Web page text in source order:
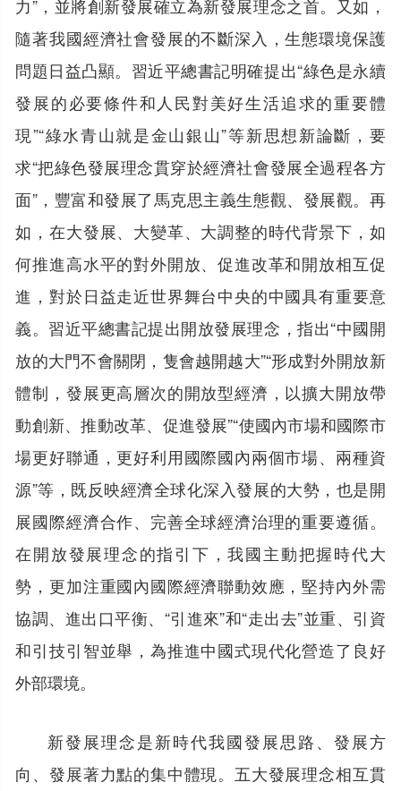
力”，並將創新發展確立為新發展理念之首。又如，
隨著我國經濟社會發展的不斷深入，生態環境保護
問題日益凸顯。習近平總書記明確提出“綠色是永續
發展的必要條件和人民對美好生活追求的重要體
現”“綠水青山就是金山銀山”等新思想新論斷，要
求“把綠色發展理念貫穿於經濟社會發展全過程各方
面”，豐富和發展了馬克思主義生態觀、發展觀。再
如，在大發展、大變革、大調整的時代背景下，如
何推進高水平的對外開放、促進改革和開放相互促
進，對於日益走近世界舞台中央的中國具有重要意
義。習近平總書記提出開放發展理念，指出“中國開
放的大門不會關閉，隻會越開越大”“形成對外開放新
體制，發展更高層次的開放型經濟，以擴大開放帶
動創新、推動改革、促進發展”“使國內市場和國際市
場更好聯通，更好利用國際國內兩個市場、兩種資
源”等，既反映經濟全球化深入發展的大勢，也是開
展國際經濟合作、完善全球經濟治理的重要遵循。
在開放發展理念的指引下，我國主動把握時代大
勢，更加注重國內國際經濟聯動效應，堅持內外需
協調、進出口平衡、“引進來”和“走出去”並重、引資
和引技引智並舉，為推進中國式現代化營造了良好
外部環境。
新發展理念是新時代我國發展思路、發展方
向、發展著力點的集中體現。五大發展理念相互貫